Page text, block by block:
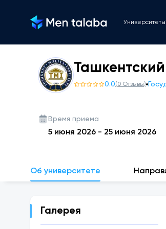
Университеты
0.0(0 Отзывы)
Время приема
5 июня 2026 - 25 июня 2026
Об университете
Галерея